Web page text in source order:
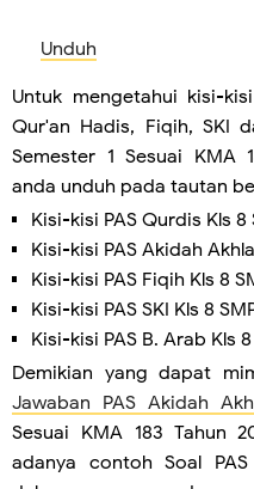
Unduh
Untuk mengetahui kisi-
Qur'an Hadis, Fiqih, SKI
Semester 1 Sesuai KMA
anda unduh pada tautan
Kisi-kisi PAS Qurdis Kls 8
Kisi-kisi PAS Akidah
Kisi-kisi PAS Fiqih Kls 8
Kisi-kisi PAS SKI Kls 8
Kisi-kisi PAS B. Arab Kls
Demikian yang dapat
Jawaban PAS Akidah
Sesuai KMA 183 Tahun
adanya contoh Soal